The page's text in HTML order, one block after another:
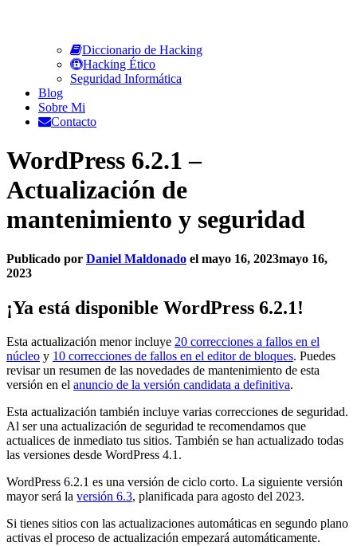
Diccionario de Hacking
Hacking Ético
Seguridad Informática
Blog
Sobre Mi
Contacto
WordPress 6.2.1 –
Actualización de
mantenimiento y seguridad
Publicado por Daniel Maldonado el mayo 16, 2023mayo 16,
2023
¡Ya está disponible WordPress 6.2.1!
Esta actualización menor incluye 20 correcciones a fallos en el
núcleo y 10 correcciones de fallos en el editor de bloques. Puedes
revisar un resumen de las novedades de mantenimiento de esta
versión en el anuncio de la versión candidata a definitiva.
Esta actualización también incluye varias correcciones de seguridad.
Al ser una actualización de seguridad te recomendamos que
actualices de inmediato tus sitios. También se han actualizado todas
las versiones desde WordPress 4.1.
WordPress 6.2.1 es una versión de ciclo corto. La siguiente versión
mayor será la versión 6.3, planificada para agosto del 2023.
Si tienes sitios con las actualizaciones automáticas en segundo plano
activas el proceso de actualización empezará automáticamente.